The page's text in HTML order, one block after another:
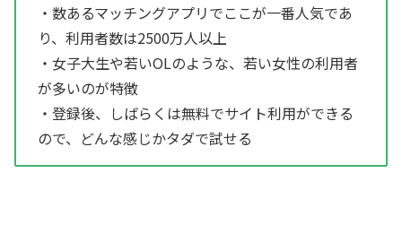
・数あるマッチングアプリでここが一番人気であ
り、利用者数は2500万人以上
・女子大生や若いOLのような、若い女性の利用者
が多いのが特徴
・登録後、しばらくは無料でサイト利用ができる
ので、どんな感じかタダで試せる